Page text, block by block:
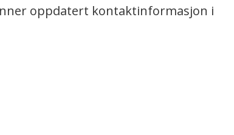
oppdatert kontaktinformasjon i